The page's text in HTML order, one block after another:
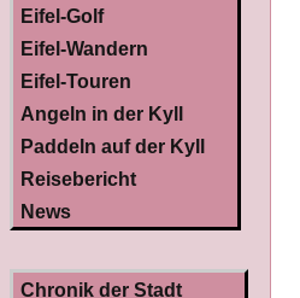
Eifel-Golf
Eifel-Wandern
Eifel-Touren
Angeln in der Kyll
Paddeln auf der Kyll
Reisebericht
News
Chronik der Stadt